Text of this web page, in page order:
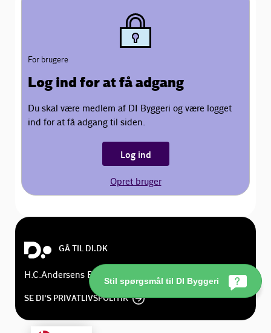
For brugere
Log ind for at få adgang
Du skal være medlem af DI Byggeri og være logget
ind for at få adgang til siden.
Log ind
Opret bruger
GÅ TIL DI.DK
H.C.Andersens Boulevard 18, 1553 København V
SE DI'S PRIVATLIVSPOLITIK
Stil spørgsmål til DI Byggeri